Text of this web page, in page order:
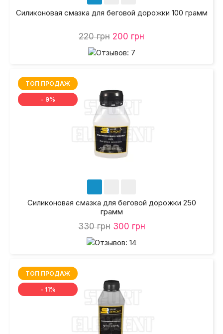
Силиконовая смазка для беговой дорожки 100 грамм
220 грн 200 грн
ТОП ПРОДАЖ
- 9%
Силиконовая смазка для беговой дорожки 250
грамм
330 грн 300 грн
ТОП ПРОДАЖ
- 11%